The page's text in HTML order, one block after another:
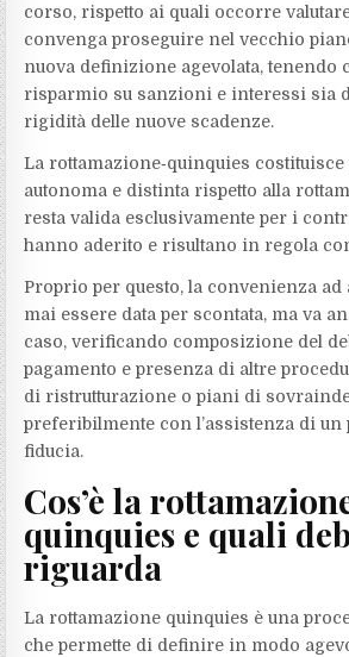
corso, rispetto ai quali occorre
convenga proseguire nel vecchio
nuova definizione agevolata, tenendo
risparmio su sanzioni e interessi sia
rigidità delle nuove scadenze.
La rottamazione‑quinquies costituisce
autonoma e distinta rispetto alla
resta valida esclusivamente per i
hanno aderito e risultano in regola
Proprio per questo, la convenienza
mai essere data per scontata, ma va
caso, verificando composizione del
pagamento e presenza di altre
di ristrutturazione o piani di
preferibilmente con l’assistenza di
fiducia.
Cos’è la
quinquies e quali
riguarda
La rottamazione quinquies è una
che permette di definire in modo